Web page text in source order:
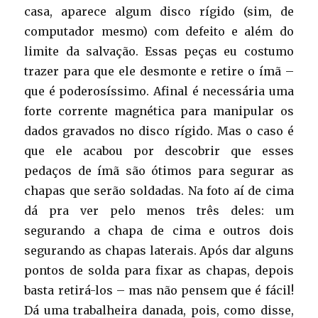
casa, aparece algum disco rígido (sim, de
computador mesmo) com defeito e além do
limite da salvação. Essas peças eu costumo
trazer para que ele desmonte e retire o ímã –
que é poderosíssimo. Afinal é necessária uma
forte corrente magnética para manipular os
dados gravados no disco rígido. Mas o caso é
que ele acabou por descobrir que esses
pedaços de ímã são ótimos para segurar as
chapas que serão soldadas. Na foto aí de cima
dá pra ver pelo menos três deles: um
segurando a chapa de cima e outros dois
segurando as chapas laterais. Após dar alguns
pontos de solda para fixar as chapas, depois
basta retirá-los – mas não pensem que é fácil!
Dá uma trabalheira danada, pois, como disse,